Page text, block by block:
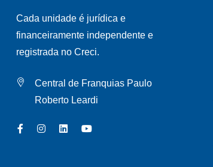
Cada unidade é jurídica e
financeiramente independente e
registrada no Creci.
Central de Franquias Paulo
Roberto Leardi